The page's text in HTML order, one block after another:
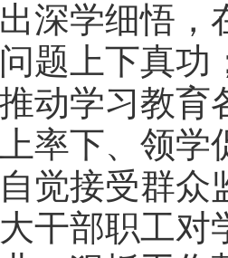
深学细悟，
题上下真功
动学习教育
率下、领学
觉接受群众
干部职工